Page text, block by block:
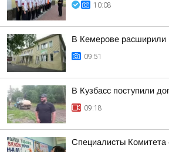
10:08
В Кемерове расширили
09:51
В Кузбасс поступили
09:18
Специалисты Комитета